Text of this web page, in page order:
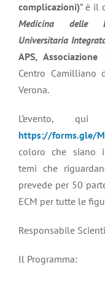
complicazioni)” è il
Medicina delle
Universitaria
APS,
Centro Camilliano
Verona.
L’evento,
https://forms.gle/
coloro che siano
temi che
prevede per 50
ECM per tutte le
Responsabile
Il Programma: